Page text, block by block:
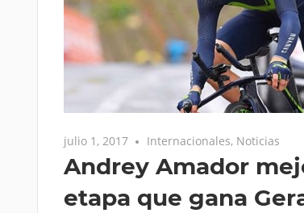
julio 1, 2017 Internacionales, Noticias
Andrey Amador
etapa que gana